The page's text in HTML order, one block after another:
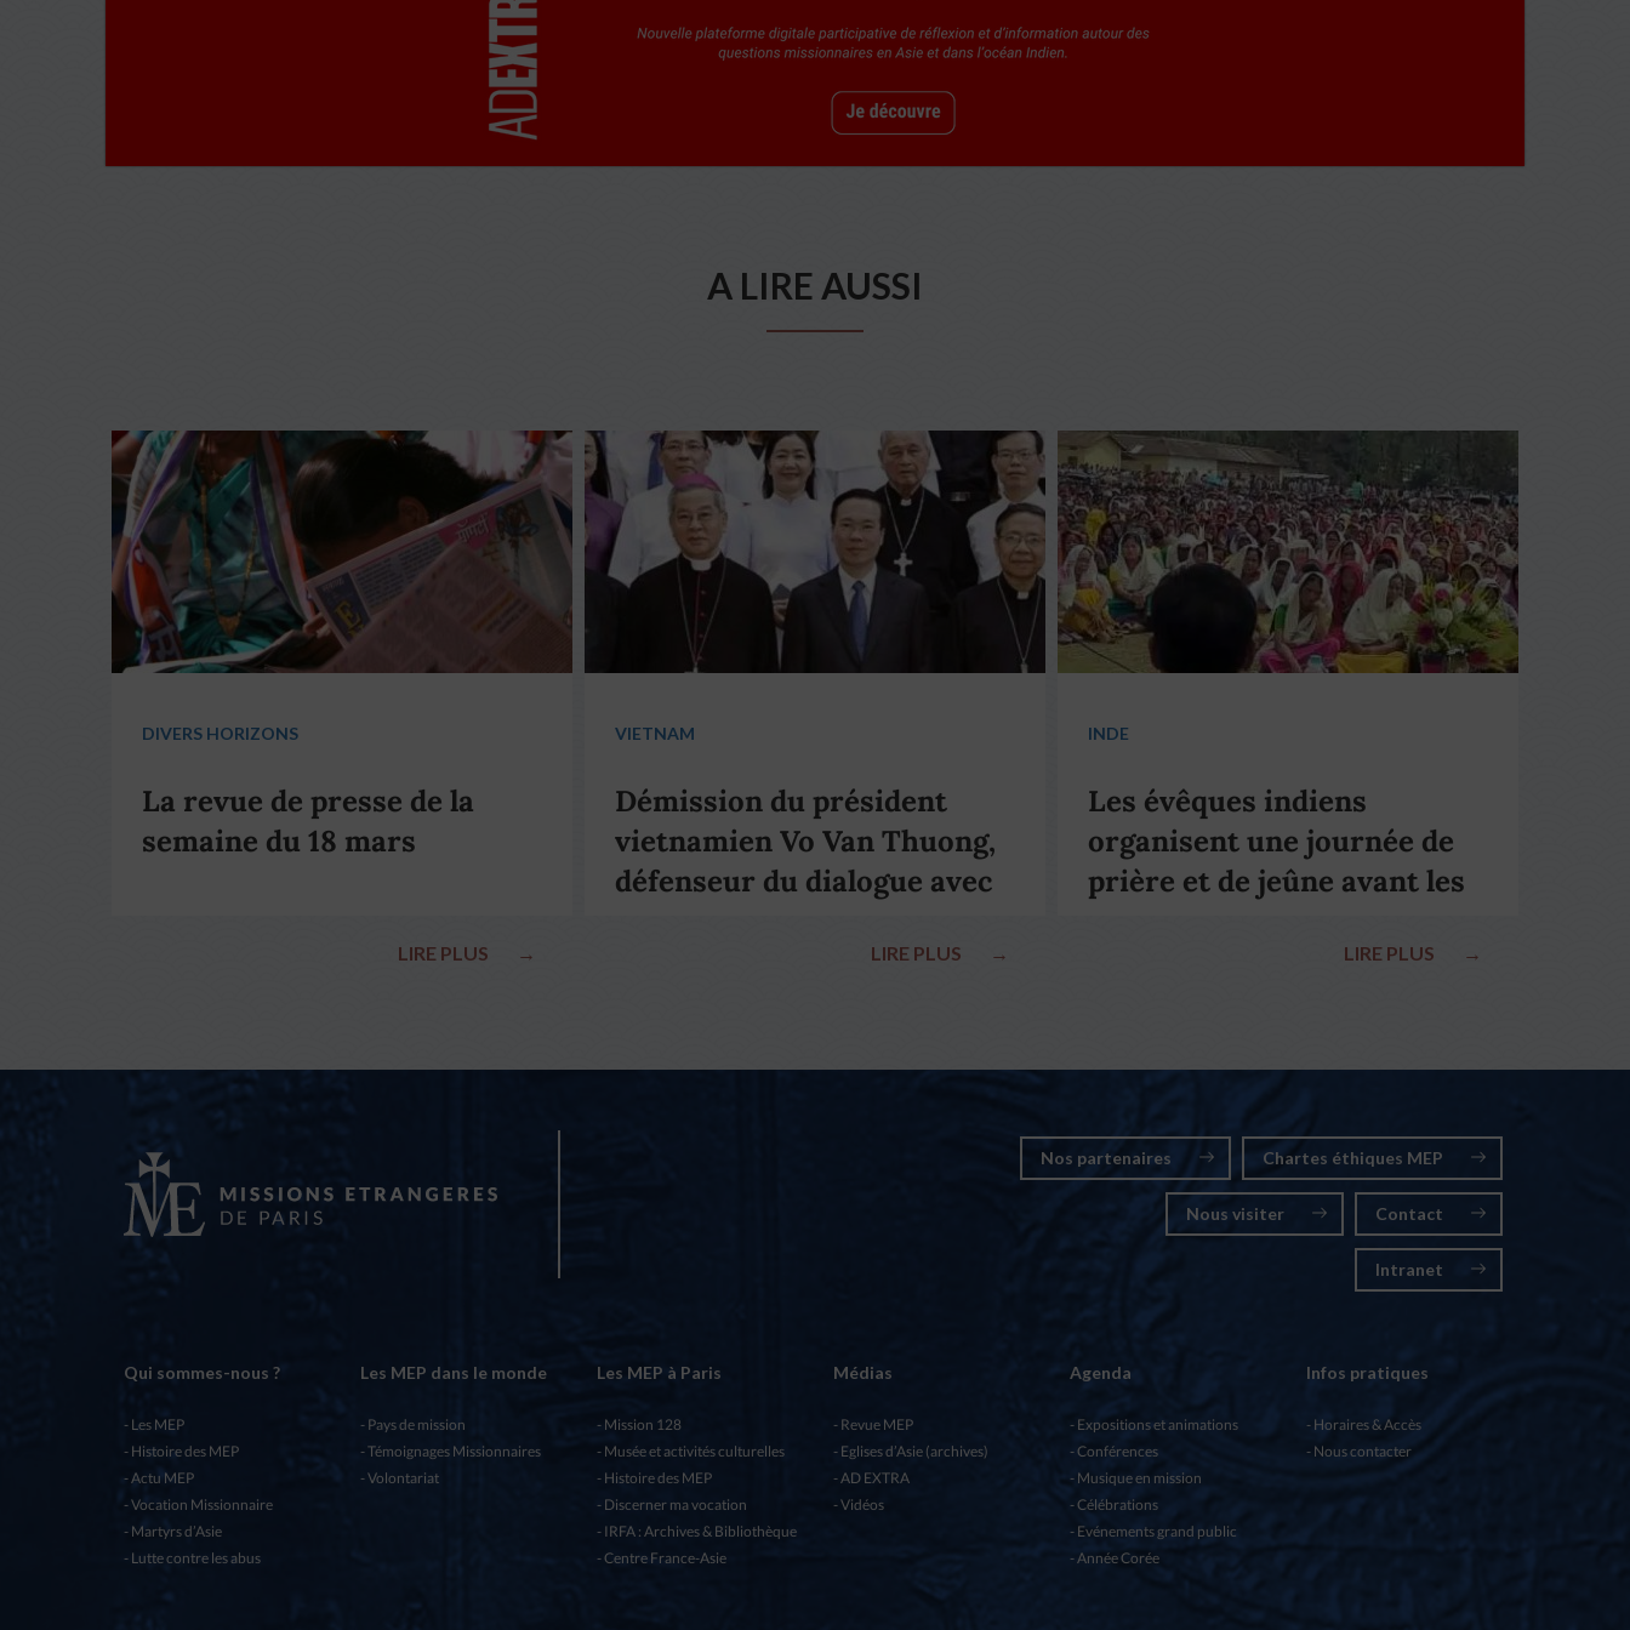
A LIRE AUSSI
DIVERS HORIZONS
La revue de presse de la
semaine du 18 mars
LIRE PLUS →
VIETNAM
Démission du président
vietnamien Vo Van Thuong,
défenseur du dialogue avec
LIRE PLUS →
INDE
Les évêques indiens
organisent une journée de
prière et de jeûne avant les
LIRE PLUS →
Nos partenaires Chartes éthiques MEP
Nous visiter Contact
Intranet
Qui sommes-nous ?
Les MEP
Histoire des MEP
Actu MEP
Vocation Missionnaire
Martyrs d’Asie
Lutte contre les abus
Les MEP dans le monde
Pays de mission
Témoignages Missionnaires
Volontariat
Les MEP à Paris
Mission 128
Musée et activités culturelles
Histoire des MEP
Discerner ma vocation
IRFA : Archives & Bibliothèque
Centre France-Asie
Médias
Revue MEP
Eglises d’Asie (archives)
AD EXTRA
Vidéos
Agenda
Expositions et animations
Conférences
Musique en mission
Célébrations
Evénements grand public
Année Corée
Infos pratiques
Horaires & Accès
Nous contacter